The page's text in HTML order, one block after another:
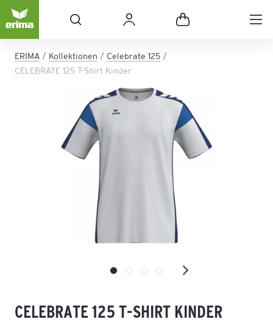
ERIMA Kollektionen
Celebrate 125
CELEBRATE 125 T-Shirt Kinder
CELEBRATE 125 T-SHIRT KINDER